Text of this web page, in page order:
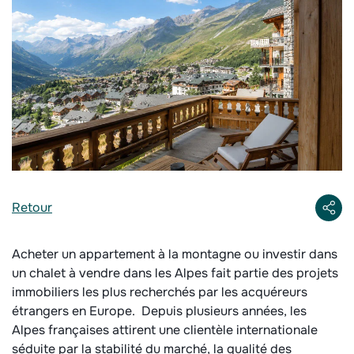
Retour
Acheter un appartement à la montagne ou investir dans
un chalet à vendre dans les Alpes fait partie des projets
immobiliers les plus recherchés par les acquéreurs
étrangers en Europe. Depuis plusieurs années, les
Alpes françaises attirent une clientèle internationale
séduite par la stabilité du marché, la qualité des